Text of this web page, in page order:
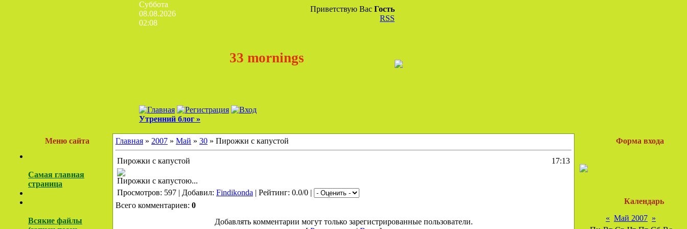
Суббота
08.08.2026
02:08
Приветствую Вас Гость
RSS
33 mornings
Утренний блог »
Меню сайта
Самая главная
страница
Всякие файлы
Главная » 2007 » Май » 30 » Пирожки с капустой
Пирожки с капустой 17:13
Пирожки с капустою...
Просмотров: 597 | Добавил: Findikonda | Рейтинг: 0.0/0 |
Всего комментариев: 0
Добавлять комментарии могут только зарегистрированные пользователи.
Форма входа
Календарь
« Май 2007 »